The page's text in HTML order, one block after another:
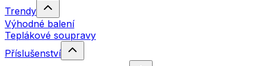
Trendy
Výhodné balení
Teplákové soupravy
Příslušenství